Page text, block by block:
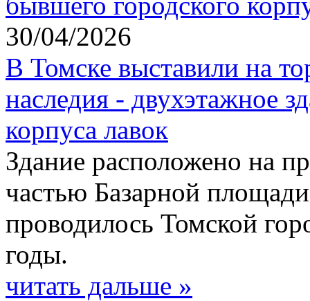
30/04/2026
В Томске выставили на
наследия - двухэтажное
корпуса лавок
Здание расположено на
частью Базарной
проводилось Томской
годы.
читать дальше »